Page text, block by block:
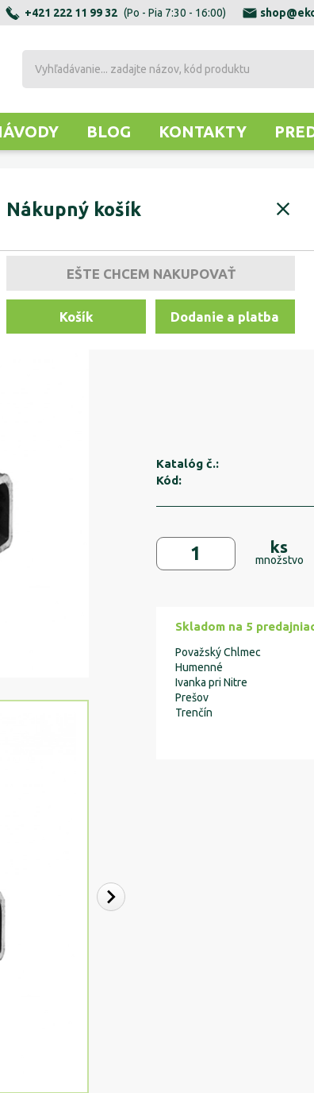
+421 222 11 99 32 (Po - Pia 7:30 - 16:00)
BLOG KONTAKTY
Nákupný košík
EŠTE CHCEM NAKUPOVAŤ
Košík Dodanie a platba
Profil Exclusive
Profil
L3000mm
Katalóg č.:
Kód:
ks
množstvo
Skladom na 5
Považský Chlmec
Humenné
Ivanka pri Nitre
Prešov
Trenčín